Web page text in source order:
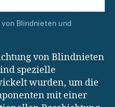
Blindnieten und
von Blindnieten
spezielle
wurden, um die
mit einer